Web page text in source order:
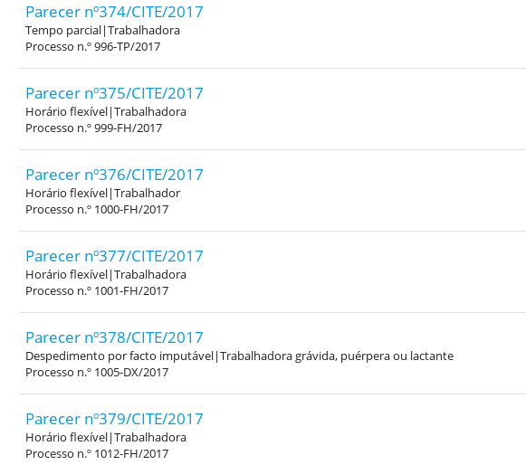
Parecer nº374/CITE/2017
Tempo parcial|Trabalhadora
Processo n.º 996-TP/2017
Parecer nº375/CITE/2017
Horário flexível|Trabalhadora
Processo n.º 999-FH/2017
Parecer nº376/CITE/2017
Horário flexível|Trabalhador
Processo n.º 1000-FH/2017
Parecer nº377/CITE/2017
Horário flexível|Trabalhadora
Processo n.º 1001-FH/2017
Parecer nº378/CITE/2017
Despedimento por facto imputável|Trabalhadora grávida, puérpera ou lactante
Processo n.º 1005-DX/2017
Parecer nº379/CITE/2017
Horário flexível|Trabalhadora
Processo n.º 1012-FH/2017